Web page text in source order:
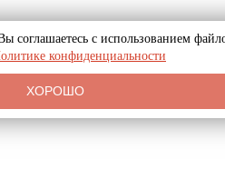
соглашаетесь с использованием
конфиденциальности
ХОРОШО